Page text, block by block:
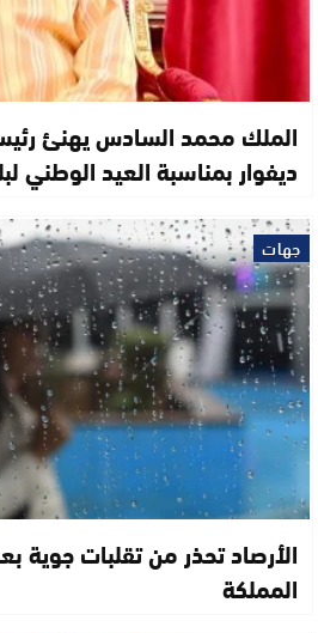
الملك محمد السادس يهنئ
ديفوار بمناسبة العيد الوطني
جهات
الأرصاد تحذر من تقلبات
المملكة